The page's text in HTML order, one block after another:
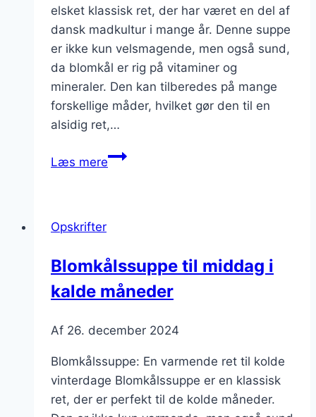
elsket klassisk ret, der har været en del af
dansk madkultur i mange år. Denne suppe
er ikke kun velsmagende, men også sund,
da blomkål er rig på vitaminer og
mineraler. Den kan tilberedes på mange
forskellige måder, hvilket gør den til en
alsidig ret,…
Læs mereBlomkålssuppe
Opskrifter
Blomkålssuppe til middag i
kalde måneder
Af 26. december 2024
Blomkålssuppe: En varmende ret til kolde
vinterdage Blomkålssuppe er en klassisk
ret, der er perfekt til de kolde måneder.